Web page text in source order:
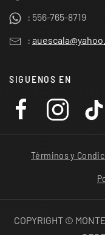
: 556-765-8719
:
SIGUENOS EN
Términos y
COPYRIGHT ©